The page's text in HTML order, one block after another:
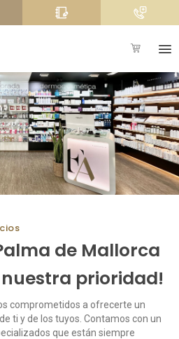
+
de Mallorca
nuestra prioridad!
comprometidos a ofrecerte un
ti y de los tuyos. Contamos con un
que están siempre